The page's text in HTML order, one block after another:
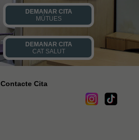
DEMANAR CITA
MÚTUES
DEMANAR CITA
CAT SALUT
Contacte Cita